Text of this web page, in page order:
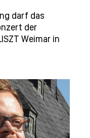
darf das
der
Weimar in